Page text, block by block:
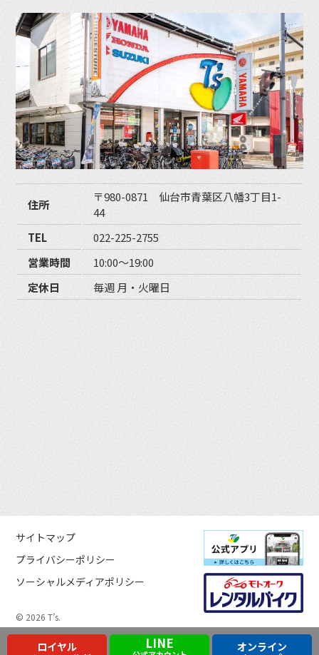
住所
〒980-0871 仙台市青葉区八幡3丁目1-
44
TEL
022-225-2755
営業時間
10:00〜19:00
定休日
毎週 月・火曜日
サイトマップ
プライバシーポリシー
ソーシャルメディアポリシー
© 2026 T’s.
ロイヤル
LINE
オンライン